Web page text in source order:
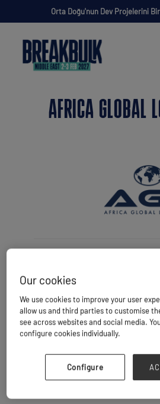
Orta Doğu'nun Dev Projelerini
AFRICA GLOBAL
güvenilir bir lojistik
50 ülkede 23.000'den fazla
uzun yıllara dayanan
Afrikalı ve uluslararası
yenilikçi hizmetler sunmaktadır.
sürdürülebilir bir şekilde
AGL ayrıca Haiti, Doğu Timor
Our cookies
We use cookies to improve your user
allow us and third parties to customise
see across websites and social media.
configure cookies individually.
Configure